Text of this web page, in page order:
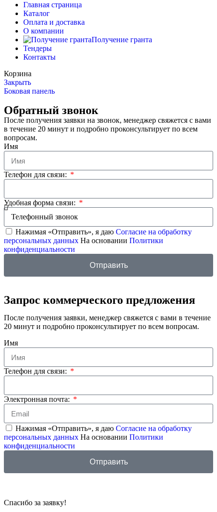
Главная страница
Каталог
Оплата и доставка
О компании
Получение гранта
Тендеры
Контакты
Корзина
Закрыть
Боковая панель
Обратный звонок
После получения заявки на звонок, менеджер свяжется с вами
в течение 20 минут и подробно проконсультирует по всем
вопросам.
Имя
Телефон для связи:
Удобная форма связи:
Нажимая «Отправить», я даю Согласие на обработку
персональных данных На основании Политики
конфиденциальности
Отправить
Запрос коммерческого предложения
После получения заявки, менеджер свяжется с вами в течение
20 минут и подробно проконсультирует по всем вопросам.
Имя
Телефон для связи:
Электронная почта:
Нажимая «Отправить», я даю Согласие на обработку
персональных данных На основании Политики
конфиденциальности
Отправить
Спасибо за заявку!